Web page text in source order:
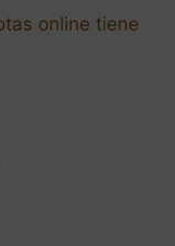
online tiene